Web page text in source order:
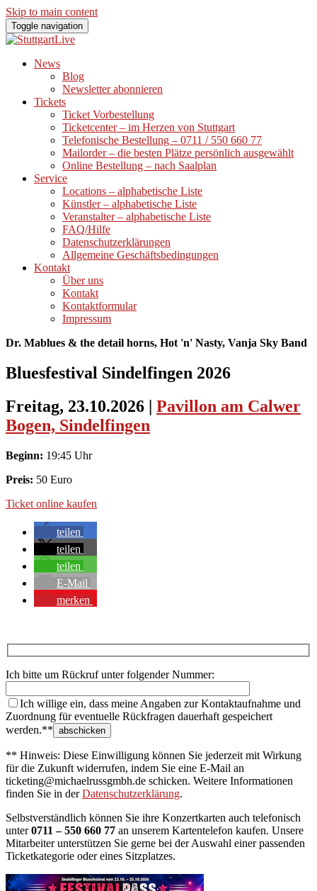
Skip to main content
Toggle navigation
News
Blog
Newsletter abonnieren
Tickets
Ticket Vorbestellung
Ticketcenter – im Herzen von Stuttgart
Telefonische Bestellung – 0711 / 550 660 77
Mailorder – die besten Plätze persönlich ausgewählt
Online Bestellung – nach Saalplan
Service
Locations – alphabetische Liste
Künstler – alphabetische Liste
Veranstalter – alphabetische Liste
FAQ/Hilfe
Datenschutzerklärungen
Allgemeine Geschäftsbedingungen
Kontakt
Über uns
Kontakt
Kontaktformular
Impressum
Dr. Mablues & the detail horns, Hot 'n' Nasty, Vanja Sky Band
Bluesfestival Sindelfingen 2026
Freitag, 23.10.2026 | Pavillon am Calwer
Bogen, Sindelfingen
Beginn: 19:45 Uhr
Preis: 50 Euro
Ticket online kaufen
teilen
teilen
teilen
E-Mail
merken
Ich bitte um Rückruf unter folgender Nummer:
Ich willige ein, dass meine Angaben zur Kontaktaufnahme und
Zuordnung für eventuelle Rückfragen dauerhaft gespeichert
werden.**
** Hinweis: Diese Einwilligung können Sie jederzeit mit Wirkung
für die Zukunft widerrufen, indem Sie eine E-Mail an
ticketing@michaelrussgmbh.de schicken. Weitere Informationen
finden Sie in derDatenschutzerklärung.
Selbstverständlich können Sie ihre Konzertkarten auch telefonisch
unter0711 – 550 660 77 an unserem Kartentelefon kaufen. Unsere
Mitarbeiter unterstützen Sie gerne bei der Auswahl einer passenden
Ticketkategorie oder eines Sitzplatzes.